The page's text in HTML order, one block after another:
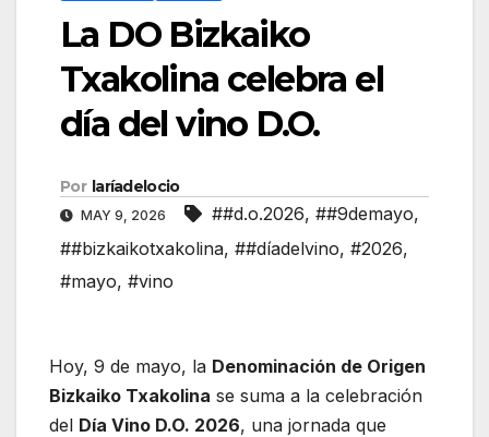
La DO Bizkaiko
Txakolina celebra el
día del vino D.O.
Por laríadelocio
MAY 9, 2026 ##d.o.2026, ##9demayo,
##bizkaikotxakolina, ##díadelvino, #2026,
#mayo, #vino
Hoy, 9 de mayo, la Denominación de Origen
Bizkaiko Txakolina se suma a la celebración
del Día Vino D.O. 2026, una jornada que